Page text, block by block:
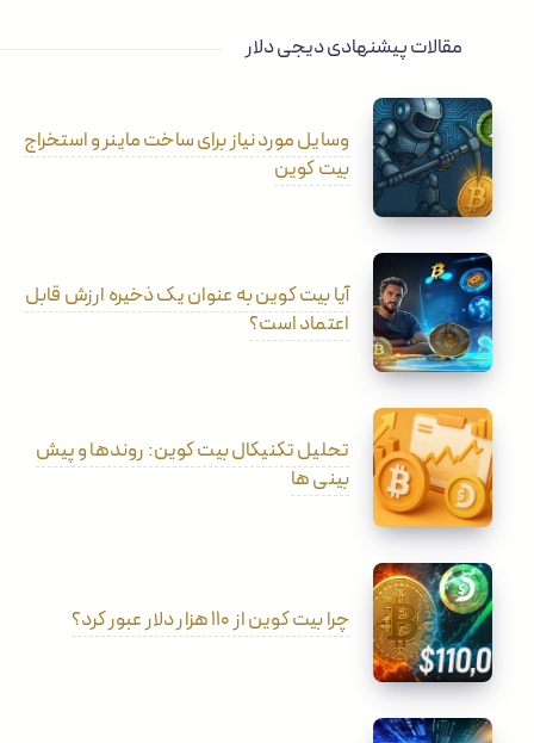
مقالات پیشنهادی دیجی دلار
وسایل مورد نیاز برای ساخت ماینر و استخراج
بیت کوین
آیا بیت کوین به عنوان یک ذخیره ارزش قابل
اعتماد است؟
تحلیل تکنیکال بیت کوین: روندها و پیش
بینی ها
چرا بیت کوین از ۱۱۰ هزار دلار عبور کرد؟